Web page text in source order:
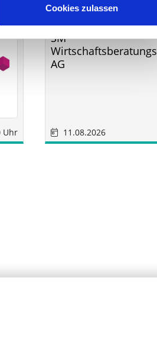
Cookies zulassen
Uhr
SM
Wirtschaftsberatungs
AG
11.08.2026